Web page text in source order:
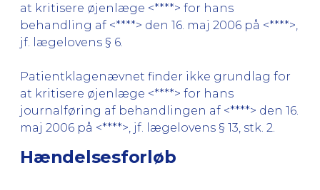
at kritisere øjenlæge <****> for hans
behandling af <****> den 16. maj 2006 på <****>,
jf. lægelovens § 6.
Patientklagenævnet finder ikke grundlag for
at kritisere øjenlæge <****> for hans
journalføring af behandlingen af <****> den 16.
maj 2006 på <****>, jf. lægelovens § 13, stk. 2.
Hændelsesforløb